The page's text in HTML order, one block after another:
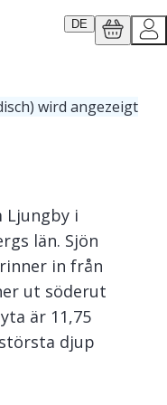
DE
wird angezeigt
Ljungby i
län. Sjön
in från
ut söderut
är 11,75
djup